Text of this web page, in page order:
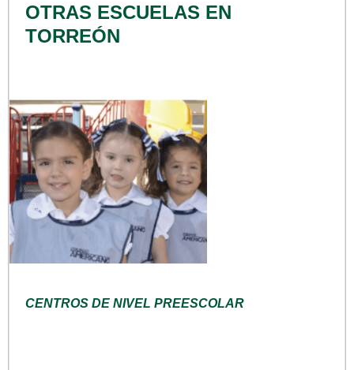
OTRAS ESCUELAS EN
TORREÓN
CENTROS DE NIVEL PREESCOLAR